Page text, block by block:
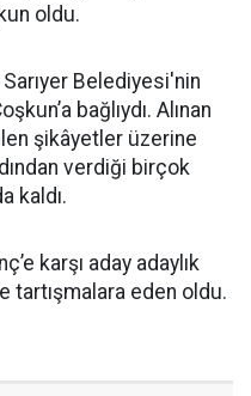
oldu.
Belediyesi'nin
bağlıydı. Alınan
şikâyetler üzerine
verdiği birçok
kaldı.
karşı aday adaylık
tartışmalara eden oldu.